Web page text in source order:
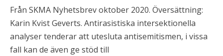
Från SKMA Nyhetsbrev oktober 2020. Översättning:
Karin Kvist Geverts. Antirasistiska intersektionella
analyser tenderar att utesluta antisemitismen, i vissa
fall kan de även ge stöd till